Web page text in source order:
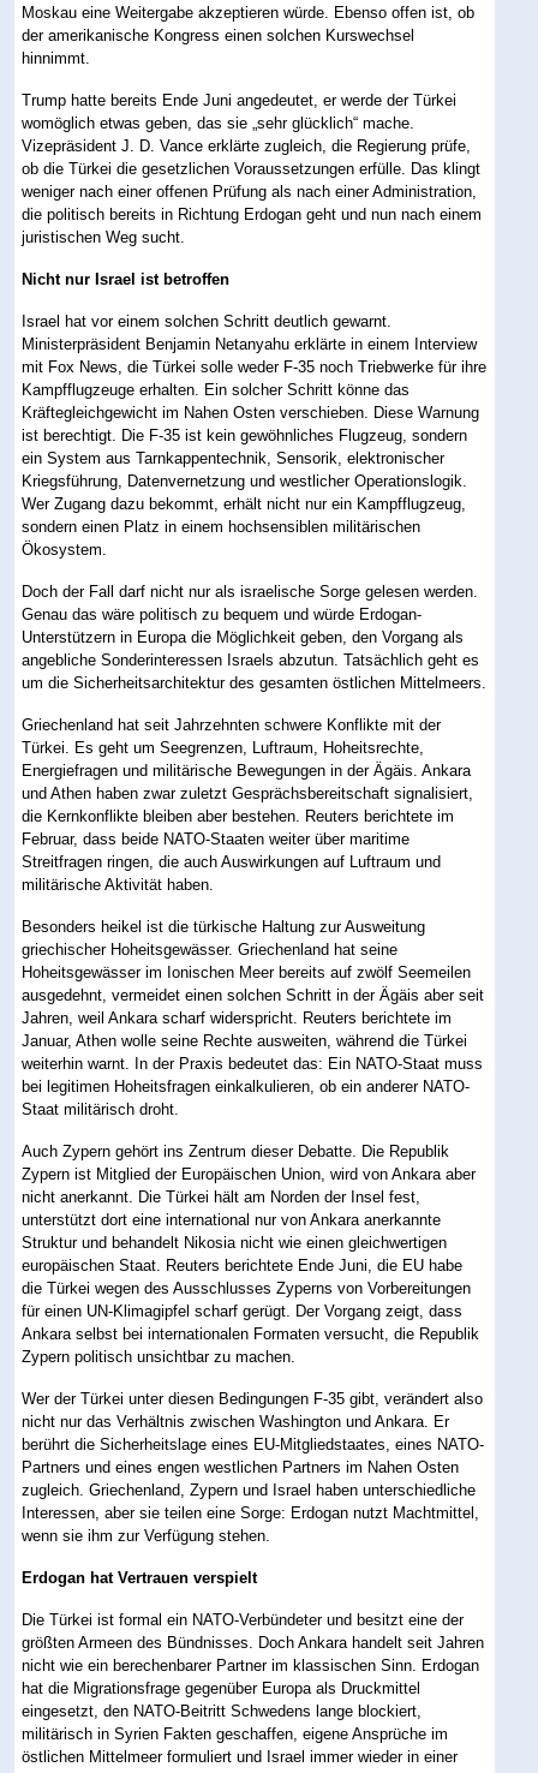
Moskau eine Weitergabe akzeptieren würde. Ebenso offen ist, ob
der amerikanische Kongress einen solchen Kurswechsel
hinnimmt.
Trump hatte bereits Ende Juni angedeutet, er werde der Türkei
womöglich etwas geben, das sie „sehr glücklich“ mache.
Vizepräsident J. D. Vance erklärte zugleich, die Regierung prüfe,
ob die Türkei die gesetzlichen Voraussetzungen erfülle. Das klingt
weniger nach einer offenen Prüfung als nach einer Administration,
die politisch bereits in Richtung Erdogan geht und nun nach einem
juristischen Weg sucht.
Nicht nur Israel ist betroffen
Israel hat vor einem solchen Schritt deutlich gewarnt.
Ministerpräsident Benjamin Netanyahu erklärte in einem Interview
mit Fox News, die Türkei solle weder F-35 noch Triebwerke für ihre
Kampfflugzeuge erhalten. Ein solcher Schritt könne das
Kräftegleichgewicht im Nahen Osten verschieben. Diese Warnung
ist berechtigt. Die F-35 ist kein gewöhnliches Flugzeug, sondern
ein System aus Tarnkappentechnik, Sensorik, elektronischer
Kriegsführung, Datenvernetzung und westlicher Operationslogik.
Wer Zugang dazu bekommt, erhält nicht nur ein Kampfflugzeug,
sondern einen Platz in einem hochsensiblen militärischen
Ökosystem.
Doch der Fall darf nicht nur als israelische Sorge gelesen werden.
Genau das wäre politisch zu bequem und würde Erdogan-
Unterstützern in Europa die Möglichkeit geben, den Vorgang als
angebliche Sonderinteressen Israels abzutun. Tatsächlich geht es
um die Sicherheitsarchitektur des gesamten östlichen Mittelmeers.
Griechenland hat seit Jahrzehnten schwere Konflikte mit der
Türkei. Es geht um Seegrenzen, Luftraum, Hoheitsrechte,
Energiefragen und militärische Bewegungen in der Ägäis. Ankara
und Athen haben zwar zuletzt Gesprächsbereitschaft signalisiert,
die Kernkonflikte bleiben aber bestehen. Reuters berichtete im
Februar, dass beide NATO-Staaten weiter über maritime
Streitfragen ringen, die auch Auswirkungen auf Luftraum und
militärische Aktivität haben.
Besonders heikel ist die türkische Haltung zur Ausweitung
griechischer Hoheitsgewässer. Griechenland hat seine
Hoheitsgewässer im Ionischen Meer bereits auf zwölf Seemeilen
ausgedehnt, vermeidet einen solchen Schritt in der Ägäis aber seit
Jahren, weil Ankara scharf widerspricht. Reuters berichtete im
Januar, Athen wolle seine Rechte ausweiten, während die Türkei
weiterhin warnt. In der Praxis bedeutet das: Ein NATO-Staat muss
bei legitimen Hoheitsfragen einkalkulieren, ob ein anderer NATO-
Staat militärisch droht.
Auch Zypern gehört ins Zentrum dieser Debatte. Die Republik
Zypern ist Mitglied der Europäischen Union, wird von Ankara aber
nicht anerkannt. Die Türkei hält am Norden der Insel fest,
unterstützt dort eine international nur von Ankara anerkannte
Struktur und behandelt Nikosia nicht wie einen gleichwertigen
europäischen Staat. Reuters berichtete Ende Juni, die EU habe
die Türkei wegen des Ausschlusses Zyperns von Vorbereitungen
für einen UN-Klimagipfel scharf gerügt. Der Vorgang zeigt, dass
Ankara selbst bei internationalen Formaten versucht, die Republik
Zypern politisch unsichtbar zu machen.
Wer der Türkei unter diesen Bedingungen F-35 gibt, verändert also
nicht nur das Verhältnis zwischen Washington und Ankara. Er
berührt die Sicherheitslage eines EU-Mitgliedstaates, eines NATO-
Partners und eines engen westlichen Partners im Nahen Osten
zugleich. Griechenland, Zypern und Israel haben unterschiedliche
Interessen, aber sie teilen eine Sorge: Erdogan nutzt Machtmittel,
wenn sie ihm zur Verfügung stehen.
Erdogan hat Vertrauen verspielt
Die Türkei ist formal ein NATO-Verbündeter und besitzt eine der
größten Armeen des Bündnisses. Doch Ankara handelt seit Jahren
nicht wie ein berechenbarer Partner im klassischen Sinn. Erdogan
hat die Migrationsfrage gegenüber Europa als Druckmittel
eingesetzt, den NATO-Beitritt Schwedens lange blockiert,
militärisch in Syrien Fakten geschaffen, eigene Ansprüche im
östlichen Mittelmeer formuliert und Israel immer wieder in einer